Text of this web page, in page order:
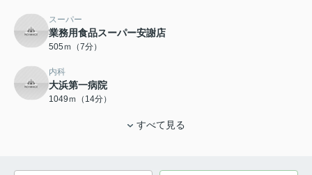
スーパー
業務用食品スーパー安謝店
505ｍ（7分）
内科
大浜第一病院
1049ｍ（14分）
すべて見る